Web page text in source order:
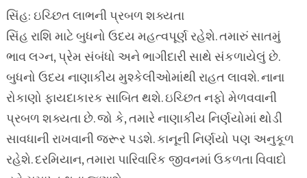
સિંહ: ઇચ્છિત લાભની પ્રબળ શક્યતા
સિંહ રાશિ માટે બુધનો ઉદય મહત્વપૂર્ણ રહેશે. તમારું સાતમું
ભાવ લગ્ન, પ્રેમ સંબંધો અને ભાગીદારી સાથે સંકળાયેલું છે.
બુધનો ઉદય નાણાકીય મુશ્કેલીઓમાંથી રાહત લાવશે. નાના
રોકાણો ફાયદાકારક સાબિત થશે. ઇચ્છિત નફો મેળવવાની
પ્રબળ શક્યતા છે. જો કે, તમારે નાણાકીય નિર્ણયોમાં થોડી
સાવધાની રાખવાની જરૂર પડશે. કાનૂની નિર્ણયો પણ અનુકૂળ
રહેશે. દરમિયાન, તમારા પારિવારિક જીવનમાં ઉકળતા વિવાદો